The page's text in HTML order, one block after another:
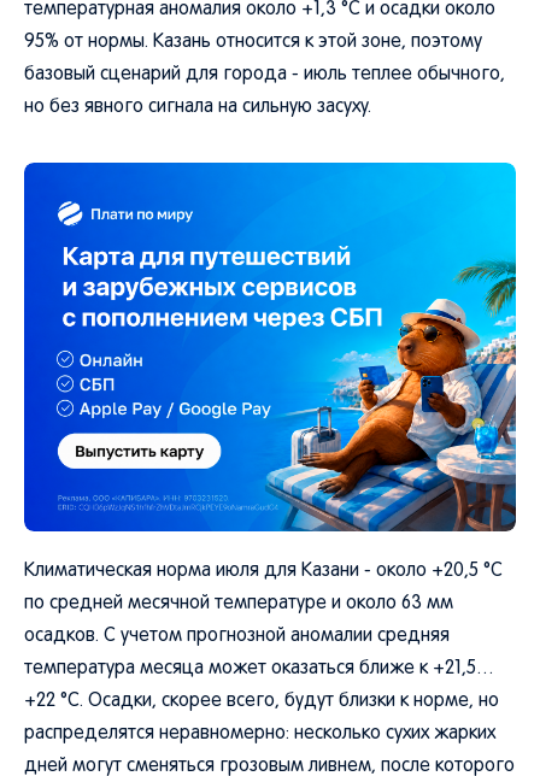
температурная аномалия около +1,3 °C и осадки около
95% от нормы. Казань относится к этой зоне, поэтому
базовый сценарий для города - июль теплее обычного,
но без явного сигнала на сильную засуху.
Климатическая норма июля для Казани - около +20,5 °C
по средней месячной температуре и около 63 мм
осадков. С учетом прогнозной аномалии средняя
температура месяца может оказаться ближе к +21,5…
+22 °C. Осадки, скорее всего, будут близки к норме, но
распределятся неравномерно: несколько сухих жарких
дней могут сменяться грозовым ливнем, после которого